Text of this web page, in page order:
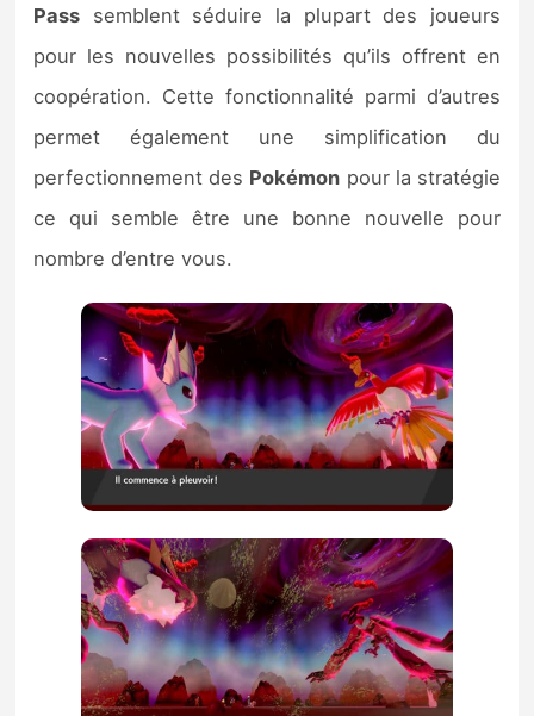
Pass semblent séduire la plupart des joueurs
pour les nouvelles possibilités qu’ils offrent en
coopération. Cette fonctionnalité parmi d’autres
permet également une simplification du
perfectionnement des Pokémon pour la stratégie
ce qui semble être une bonne nouvelle pour
nombre d’entre vous.